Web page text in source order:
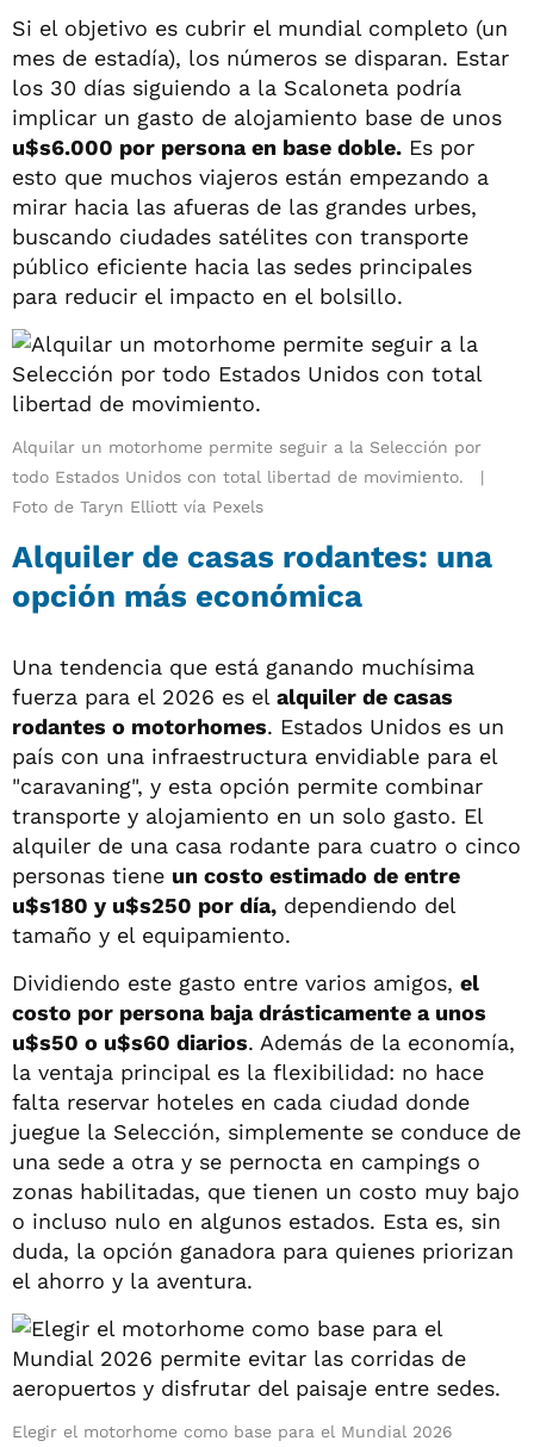
Si el objetivo es cubrir el mundial completo (un
mes de estadía), los números se disparan. Estar
los 30 días siguiendo a la Scaloneta podría
implicar un gasto de alojamiento base de unos
u$s6.000 por persona en base doble. Es por
esto que muchos viajeros están empezando a
mirar hacia las afueras de las grandes urbes,
buscando ciudades satélites con transporte
público eficiente hacia las sedes principales
para reducir el impacto en el bolsillo.
Alquilar un motorhome permite seguir a la Selección por
todo Estados Unidos con total libertad de movimiento.
Foto de Taryn Elliott vía Pexels
Alquiler de casas rodantes: una
opción más económica
Una tendencia que está ganando muchísima
fuerza para el 2026 es el alquiler de casas
rodantes o motorhomes. Estados Unidos es un
país con una infraestructura envidiable para el
"caravaning", y esta opción permite combinar
transporte y alojamiento en un solo gasto. El
alquiler de una casa rodante para cuatro o cinco
personas tiene un costo estimado de entre
u$s180 y u$s250 por día, dependiendo del
tamaño y el equipamiento.
Dividiendo este gasto entre varios amigos, el
costo por persona baja drásticamente a unos
u$s50 o u$s60 diarios. Además de la economía,
la ventaja principal es la flexibilidad: no hace
falta reservar hoteles en cada ciudad donde
juegue la Selección, simplemente se conduce de
una sede a otra y se pernocta en campings o
zonas habilitadas, que tienen un costo muy bajo
o incluso nulo en algunos estados. Esta es, sin
duda, la opción ganadora para quienes priorizan
el ahorro y la aventura.
Elegir el motorhome como base para el Mundial 2026